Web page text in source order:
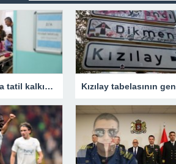
Okullarda ara tatil kalkıyor mu? Bakan Tekin’den açıklama.